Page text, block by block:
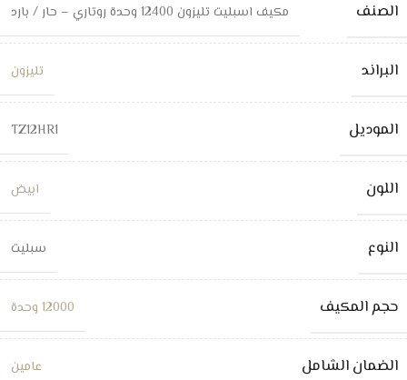
الصنف مكيف اسبليت تليزون 12400 وحدة روتاري – حار / بارد
البراند تليزون
الموديل TZ12HR1
اللون ابيض
النوع سبليت
حجم المكيف 12000 وحدة
الضمان الشامل عامين